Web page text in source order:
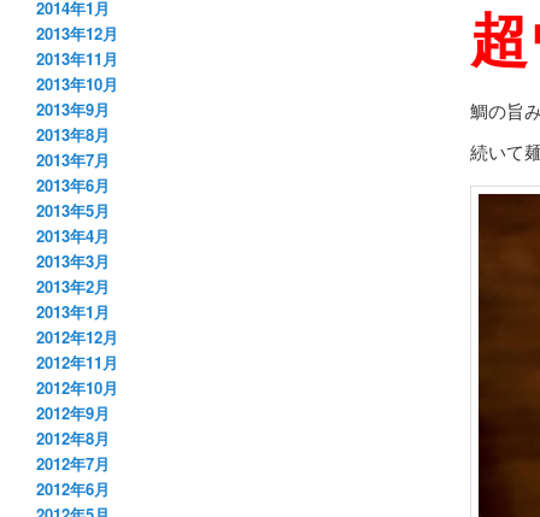
鯛の旨
続いて
2014年1月
2013年12月
2013年11月
2013年10月
2013年9月
2013年8月
2013年7月
2013年6月
2013年5月
2013年4月
2013年3月
2013年2月
2013年1月
2012年12月
2012年11月
2012年10月
2012年9月
2012年8月
2012年7月
2012年6月